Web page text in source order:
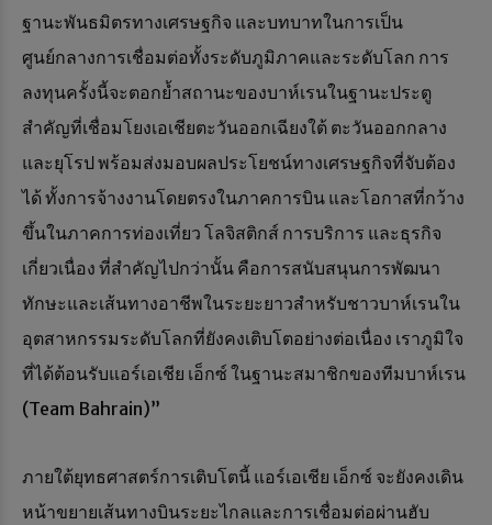
ฐานะพันธมิตรทางเศรษฐกิจ และบทบาทในการเป็น
ศูนย์กลางการเชื่อมต่อทั้งระดับภูมิภาคและระดับโลก การ
ลงทุนครั้งนี้จะตอกย้ำสถานะของบาห์เรนในฐานะประตู
สำคัญที่เชื่อมโยงเอเชียตะวันออกเฉียงใต้ ตะวันออกกลาง
และยุโรป พร้อมส่งมอบผลประโยชน์ทางเศรษฐกิจที่จับต้อง
ได้ ทั้งการจ้างงานโดยตรงในภาคการบิน และโอกาสที่กว้าง
ขึ้นในภาคการท่องเที่ยว โลจิสติกส์ การบริการ และธุรกิจ
เกี่ยวเนื่อง ที่สำคัญไปกว่านั้น คือการสนับสนุนการพัฒนา
ทักษะและเส้นทางอาชีพในระยะยาวสำหรับชาวบาห์เรนใน
อุตสาหกรรมระดับโลกที่ยังคงเติบโตอย่างต่อเนื่อง เราภูมิใจ
ที่ได้ต้อนรับแอร์เอเชีย เอ็กซ์ ในฐานะสมาชิกของทีมบาห์เรน
(Team Bahrain)”
ภายใต้ยุทธศาสตร์การเติบโตนี้ แอร์เอเชีย เอ็กซ์ จะยังคงเดิน
หน้าขยายเส้นทางบินระยะไกลและการเชื่อมต่อผ่านฮับ